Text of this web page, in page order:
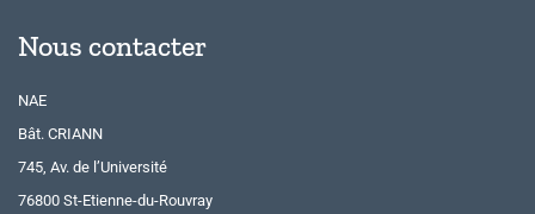
Nous contacter
NAE
Bât. CRIANN
745, Av. de l’Université
76800 St-Etienne-du-Rouvray